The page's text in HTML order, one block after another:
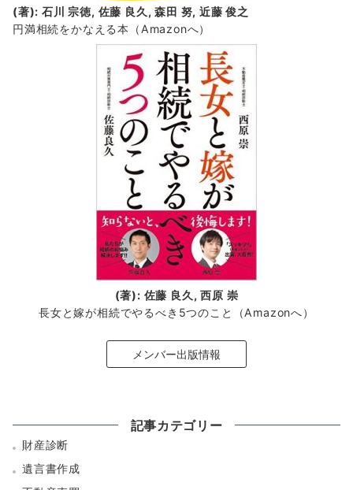
(著): 石川 宗徳, 佐藤 良久, 森田 努, 近藤 俊之
円満相続をかなえる本（Amazonへ）
(著): 佐藤 良久, 西原 崇
長女と嫁が相続でやるべき5つのこと（Amazonへ）
メンバー出版情報
記事カテゴリー
財産診断
遺言書作成